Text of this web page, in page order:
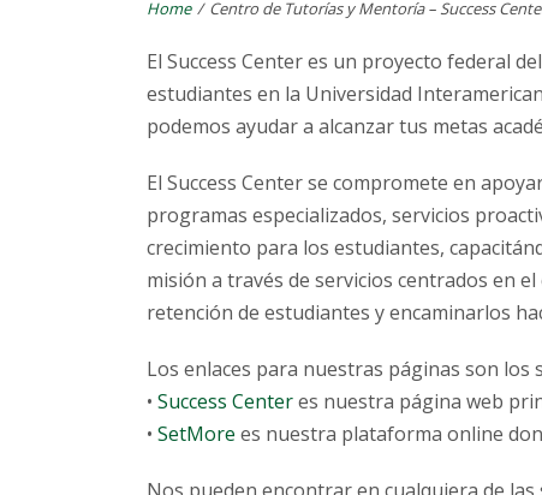
Home / Centro de Tutorías y Mentoría – Success
El Success Center es un proyecto federal
estudiantes en la Universidad
podemos ayudar a alcanzar tus metas
El Success Center se compromete en
programas especializados, servicios
crecimiento para los estudiantes,
misión a través de servicios centrados en
retención de estudiantes y encaminarlos
Los enlaces para nuestras páginas son los
• Success Centeres nuestra página web
• SetMore es nuestra plataforma online